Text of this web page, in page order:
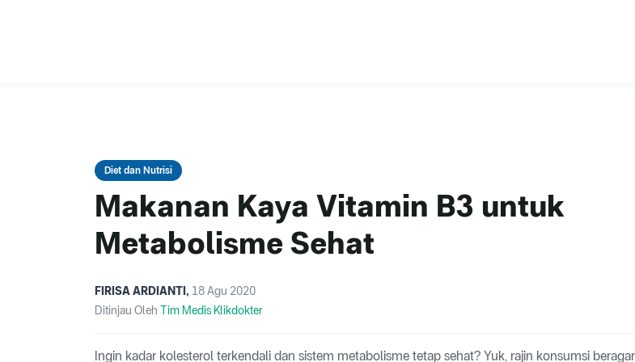
Diet dan Nutrisi
Makanan Kaya Vitamin B3 untuk
Metabolisme Sehat
FIRISA ARDIANTI , 18 Agu 2020
Ditinjau Oleh Tim Medis Klikdokter
Ingin kadar kolesterol terkendali dan sistem metabolisme tetap sehat? Yuk, rajin konsumsi